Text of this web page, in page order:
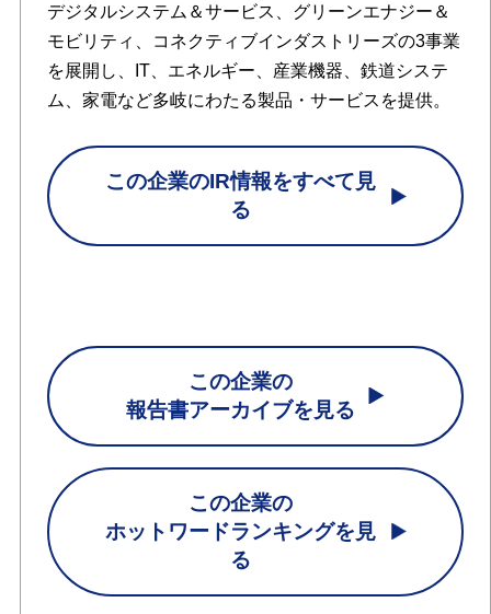
デジタルシステム＆サービス、グリーンエナジー＆
モビリティ、コネクティブインダストリーズの3事業
を展開し、IT、エネルギー、産業機器、鉄道システ
ム、家電など多岐にわたる製品・サービスを提供。
この企業のIR情報をすべて見
る
この企業の
報告書アーカイブを見る
この企業の
ホットワードランキングを見
る